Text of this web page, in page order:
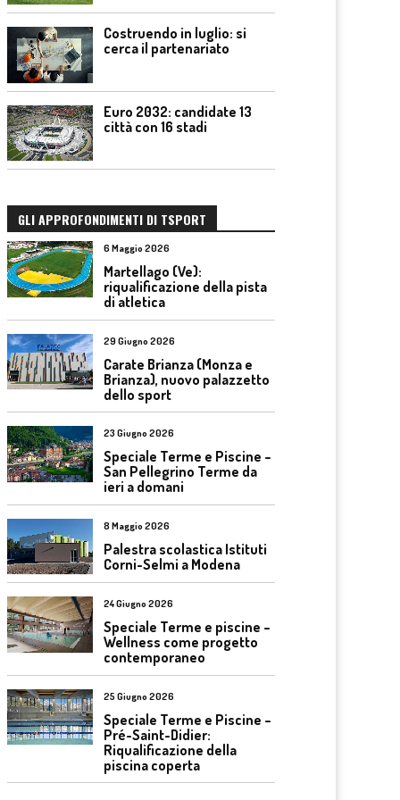
Costruendo in luglio: si
cerca il partenariato
Euro 2032: candidate 13
città con 16 stadi
GLI APPROFONDIMENTI DI TSPORT
6 Maggio 2026
Martellago (Ve):
riqualificazione della pista
di atletica
29 Giugno 2026
Carate Brianza (Monza e
Brianza), nuovo palazzetto
dello sport
23 Giugno 2026
Speciale Terme e Piscine –
San Pellegrino Terme da
ieri a domani
8 Maggio 2026
Palestra scolastica Istituti
Corni-Selmi a Modena
24 Giugno 2026
Speciale Terme e piscine –
Wellness come progetto
contemporaneo
25 Giugno 2026
Speciale Terme e Piscine –
Pré-Saint-Didier:
Riqualificazione della
piscina coperta